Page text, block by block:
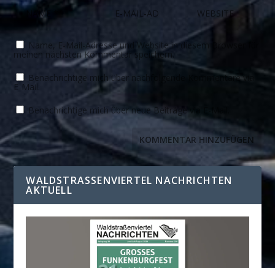
Name, E-Mail-Adresse und Website in diesem Browser für
meinen nächsten Kommentar speichern.
Benachrichtige mich über nachfolgende Kommentare via
E-Mail.
Benachrichtige mich über neue Beiträge via E-Mail.
WALDSTRASSENVIERTEL NACHRICHTEN A
KTUELL